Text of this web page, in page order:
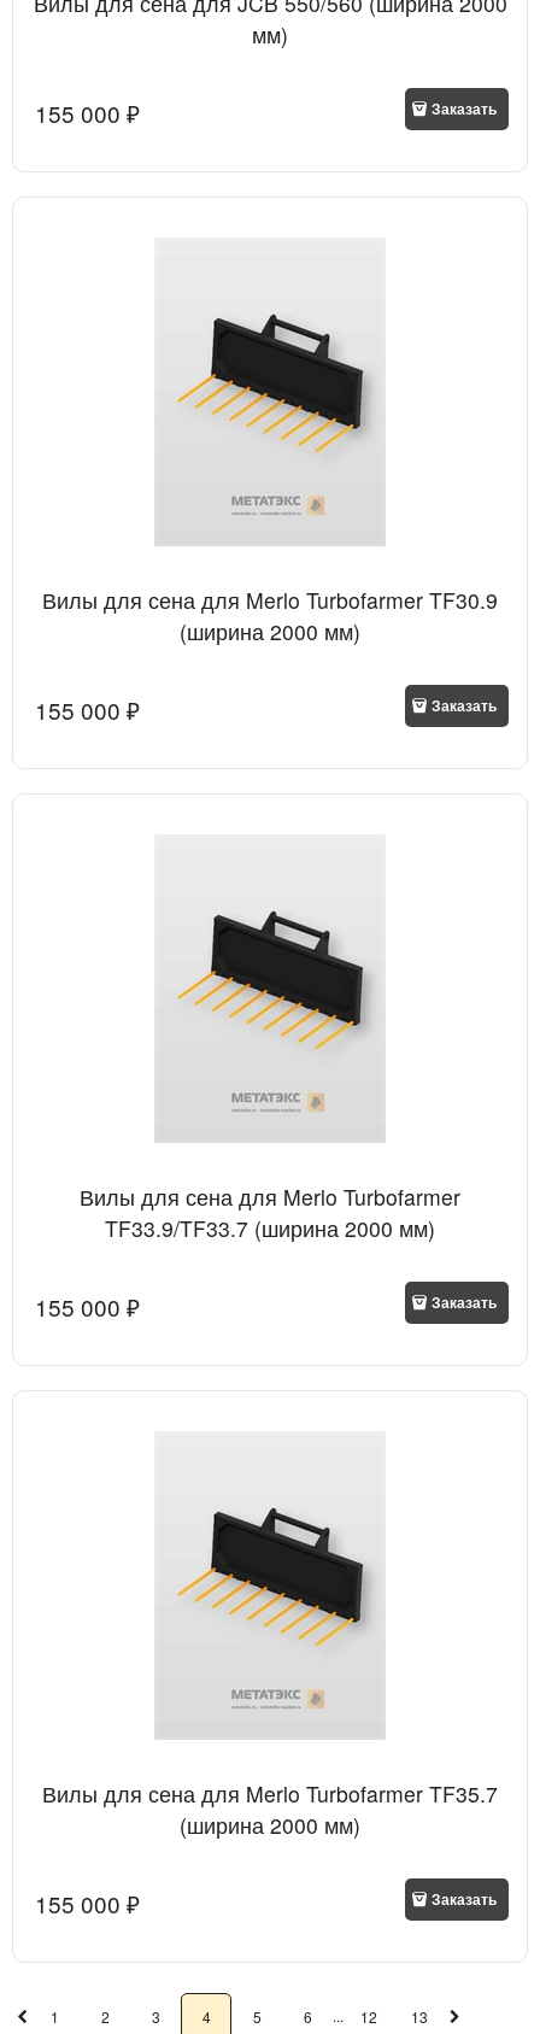
мм)
155 000 ₽ Заказать
Вилы для сена для Merlo Turbofarmer TF30.9
(ширина 2000 мм)
155 000 ₽ Заказать
Вилы для сена для Merlo Turbofarmer
TF33.9/TF33.7 (ширина 2000 мм)
155 000 ₽ Заказать
Вилы для сена для Merlo Turbofarmer TF35.7
(ширина 2000 мм)
155 000 ₽ Заказать
1 2 3 4 5 6 ... 12 13